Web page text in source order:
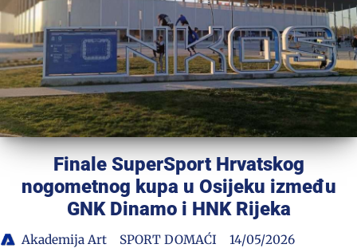
Finale SuperSport Hrvatskog
nogometnog kupa u Osijeku između
GNK Dinamo i HNK Rijeka
Akademija Art SPORT DOMAĆI 14/05/2026